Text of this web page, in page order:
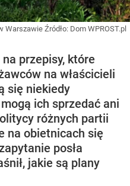
Warszawie Źródło: Dom WPROST.pl
przepisy, które
na właścicieli
się niekiedy
ich sprzedać ani
różnych partii
na obietnicach się
posła
jakie są plany